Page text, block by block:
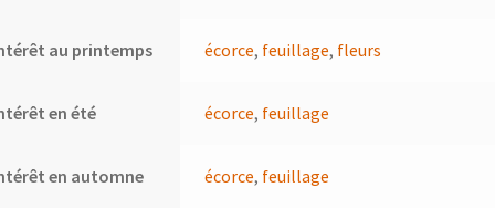
au printemps écorce, feuillage, fleurs
en été écorce, feuillage
en automne écorce, feuillage